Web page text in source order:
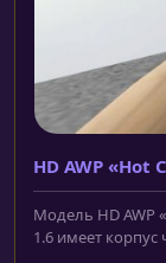
HD AWP
Модель HD AWP
1.6 имеет